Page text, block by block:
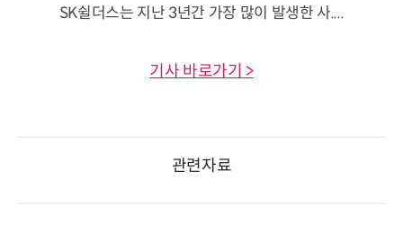
SK쉴더스는 지난 3년간 가장 많이 발생한 사....
기사 바로가기 >
관련자료